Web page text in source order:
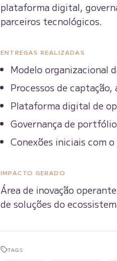
plataforma digital,
parceiros tecnológicos.
ENTREGAS REALIZADAS
Modelo organizacional
Processos de
Plataforma digital de
Governança de portfólio
Conexões iniciais com
IMPACTO GERADO
Área de inovação
de soluções do
TAGS